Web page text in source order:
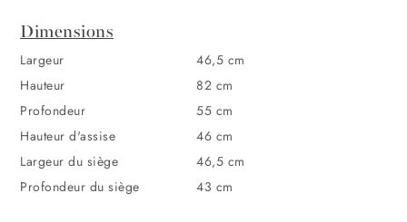
qu'elle conserve son allure épurée face aux éléments, tout en
Matériaux haut de gamme pour un look
audacieux & moderne
Dimensions
Largeur
46,5 cm
Hauteur
82 cm
Profondeur
55 cm
Hauteur d'assise
46 cm
Largeur du siège
46,5 cm
Profondeur du siège
43 cm